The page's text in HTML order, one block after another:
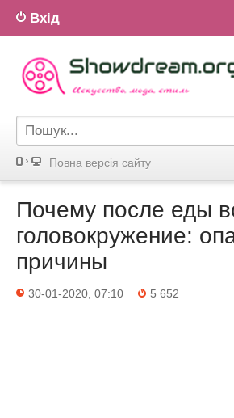
Вхід
Повна версiя сайту
Почему после еды
головокружение:
причины
30-01-2020, 07:10 5 652